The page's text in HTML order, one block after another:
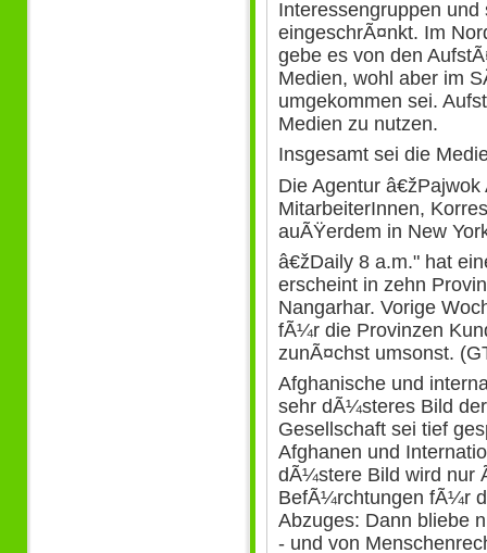
Interessengruppen
eingeschrÃ¤nkt. Im
gebe es von den
Medien, wohl aber im
umgekommen sei.
Medien zu nutzen.
Insgesamt sei die
Die Agentur
MitarbeiterInnen,
auÃŸerdem in New
â€žDaily 8 a.m." hat
erscheint in zehn
Nangarhar. Vorige
fÃ¼r die Provinzen
zunÃ¤chst umsonst.
Afghanische und
sehr dÃ¼steres Bild
Gesellschaft sei tief
Afghanen und
dÃ¼stere Bild wird nur
BefÃ¼rchtungen fÃ¼r
Abzuges: Dann bliebe
- und von